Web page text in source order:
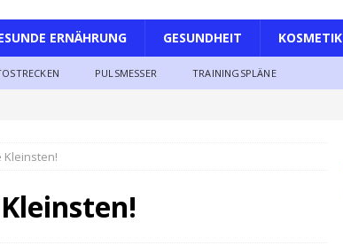
ERNÄHRUNG GESUNDHEIT KOSMETIK
PULSMESSER TRAININGSPLÄNE
Kleinsten!